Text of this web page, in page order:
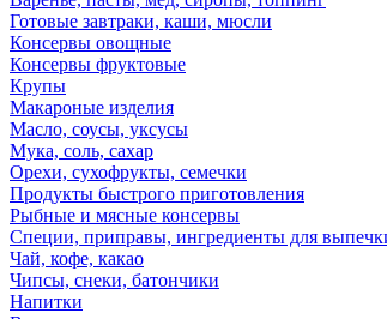
Готовые завтраки, каши, мюсли
Консервы овощные
Консервы фруктовые
Крупы
Макароные изделия
Масло, соусы, уксусы
Мука, соль, сахар
Орехи, сухофрукты, семечки
Продукты быстрого приготовления
Рыбные и мясные консервы
Специи, приправы, ингредиенты для
Чай, кофе, какао
Чипсы, снеки, батончики
Напитки